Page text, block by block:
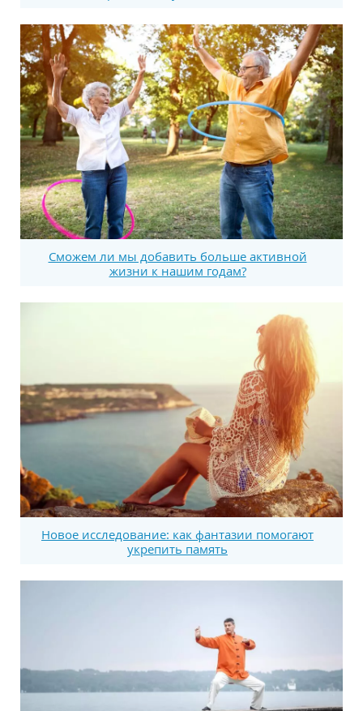
Сможем ли мы добавить больше активной
жизни к нашим годам?
Новое исследование: как фантазии помогают
укрепить память